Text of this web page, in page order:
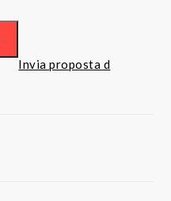
Invia proposta d